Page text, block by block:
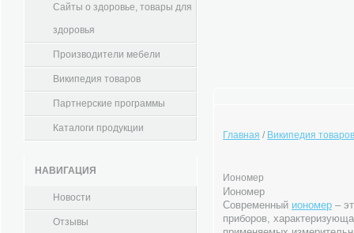
Сайты о здоровье, товары для
здоровья
Производители мебели
Википедия товаров
Партнерские программы
Каталоги продукции
НАВИГАЦИЯ
Новости
Отзывы
Главная / Википедия товаров
Иономер
Иономер
Современный иономер –
приборов,